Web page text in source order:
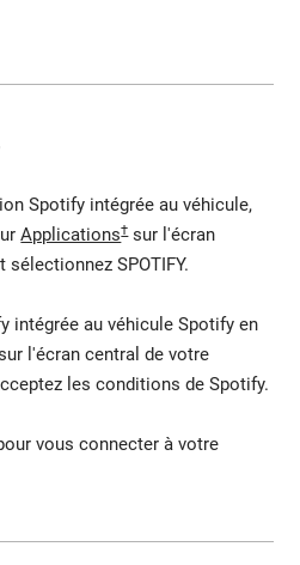
Spotify intégrée au véhicule,
Applications†sur l'écran
SPOTIFY.
intégrée au véhicule Spotify en
l'écran central de votre
les conditions de Spotify.
vous connecter à votre